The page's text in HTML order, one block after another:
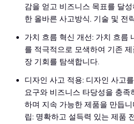
감을 얻고 비즈니스 목표를 달
한 올바른 사고방식, 기술 및 전
가치 흐름 혁신 개선: 가치 흐름
를 적극적으로 모색하여 기존
장 기회를 탐색합니다.
디자인 사고 적용: 디자인 사고
요구와 비즈니스 타당성을 충족
하며 지속 가능한 제품을 만듭
립: 명확하고 설득력 있는 제품